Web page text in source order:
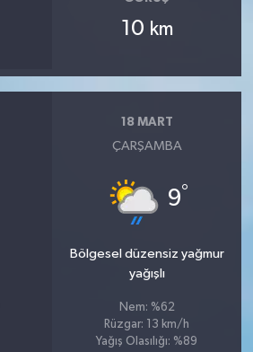
10 km
18 MART
ÇARŞAMBA
9°
Bölgesel düzensiz yağmur
yağışlı
Nem: %62
Rüzgar: 13 km/h
Yağış Olasılığı: %89